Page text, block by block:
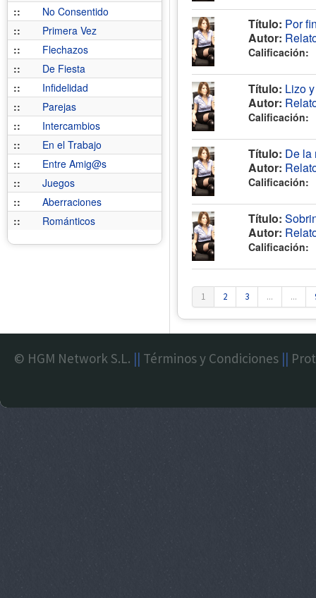
::
No Consentido
::
Primera Vez
::
Flechazos
::
De Fiesta
::
Infidelidad
::
Parejas
::
Intercambios
::
En el Trabajo
::
Entre Amig@s
::
Juegos
::
Aberraciones
::
Románticos
Título: Por
Autor:
Calificación:
Título: Lizo
Autor:
Calificación:
Título: De la
Autor:
Calificación:
Título:
Autor:
Calificación:
1 2 3 ... ...
© HGM Network S.L. || Términos y Condiciones ||